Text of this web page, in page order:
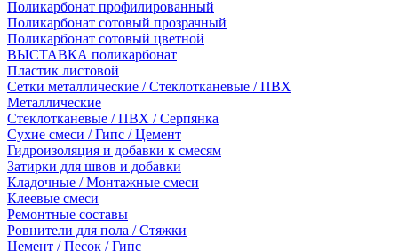
Поликарбонат профилированный
Поликарбонат сотовый прозрачный
Поликарбонат сотовый цветной
ВЫСТАВКА поликарбонат
Пластик листовой
Сетки металлические / Стеклотканевые / ПВХ
Металлические
Стеклотканевые / ПВХ / Серпянка
Сухие смеси / Гипс / Цемент
Гидроизоляция и добавки к смесям
Затирки для швов и добавки
Кладочные / Монтажные смеси
Клеевые смеси
Ремонтные составы
Ровнители для пола / Стяжки
Цемент / Песок / Гипс